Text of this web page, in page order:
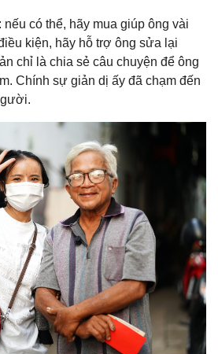
có thể, hãy mua giúp ông vài
kiện, hãy hỗ trợ ông sửa lại
chỉ là chia sẻ câu chuyện để ông
Chính sự giản dị ấy đã chạm đến